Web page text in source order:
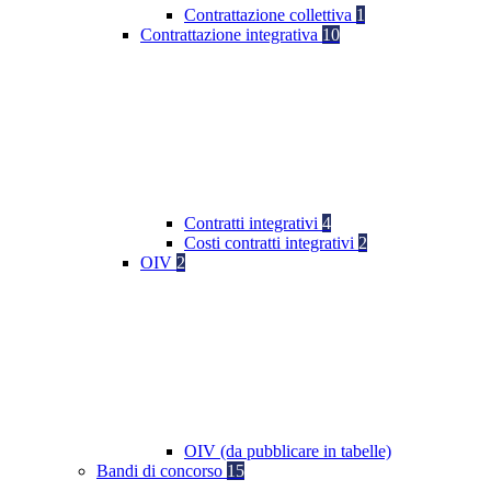
Contrattazione collettiva 1
Contrattazione integrativa 10
Contratti integrativi 4
Costi contratti integrativi 2
OIV 2
OIV (da pubblicare in tabelle)
Bandi di concorso 15